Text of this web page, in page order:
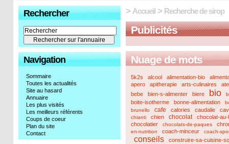
Rechercher
Navigation
Sommaire
Toutes les actualités
Site au hasard
Annuaire
Les plus visités
Les meilleurs référents
Coups de coeur
Plan du site
Contact
> Accueil > Recherche de sirop
Publicités
Nuage de mots
5k2s alcool alimentation-bio
apero
apitherapie arts-culinaires
bebe
bien-s-alimenter biere bio
boite-isotherme bonne-alimentation
brunello
cafe calories caudalie
chianti chien chocolat
chocolat-au-
chocolatier
chocolats-de-paques
en-nutrition coach-minceur coach-
conseils
construire-sa-cuisine-